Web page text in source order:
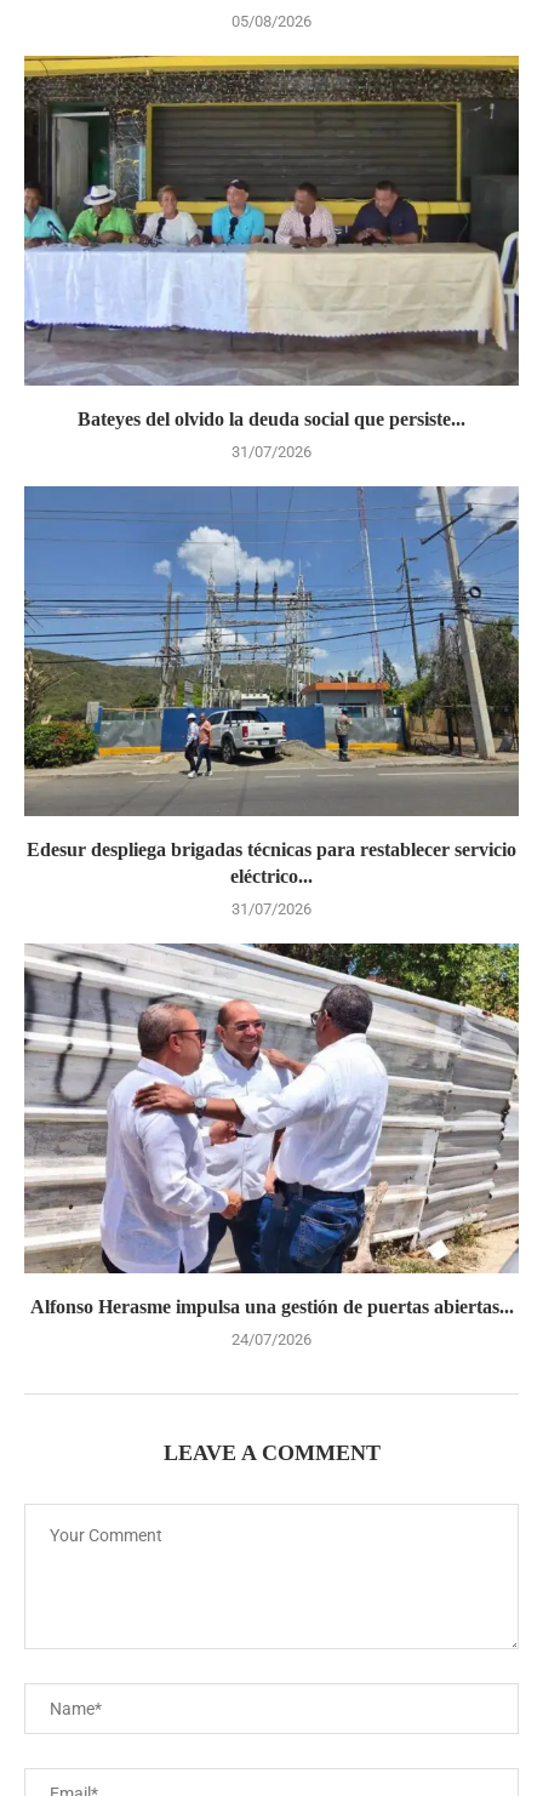
05/08/2026
Bateyes del olvido la deuda social que persiste...
31/07/2026
Edesur despliega brigadas técnicas para restablecer servicio
eléctrico...
31/07/2026
Alfonso Herasme impulsa una gestión de puertas abiertas...
24/07/2026
LEAVE A COMMENT